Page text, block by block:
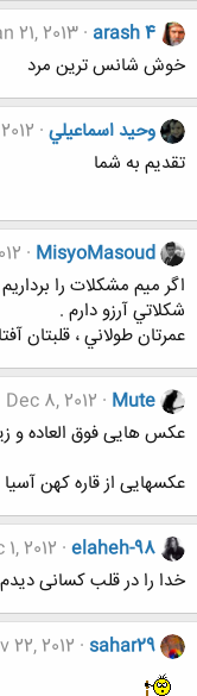
arash 4
21, 2013
خوش شانس ترین مرد
وحيد اسماعيلي
تقدیم به شما
MisyoMasoud
اگر ميم مشكلات را
شكلاتي آرزو دارم .
عمرتان طولاني ، قلبتان
Mute
Dec 8, 2012
عکس هایی فوق العاده و
عکسهایی از قاره کهن آسیا
elaheh-98
2012
خدا را در قلب کسانی
sahar29
22, 2012